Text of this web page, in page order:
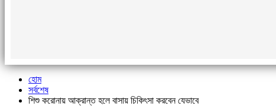
হোম
সর্বশেষ
শিশু করোনায় আক্রান্ত হলে বাসায় চিকিৎসা করবেন যেভাবে